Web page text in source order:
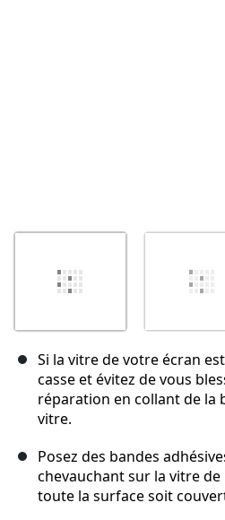
Si la vitre de votre écran
casse et évitez de vous
réparation en collant de la
vitre.
Posez des bandes
chevauchant sur la vitre
toute la surface soit